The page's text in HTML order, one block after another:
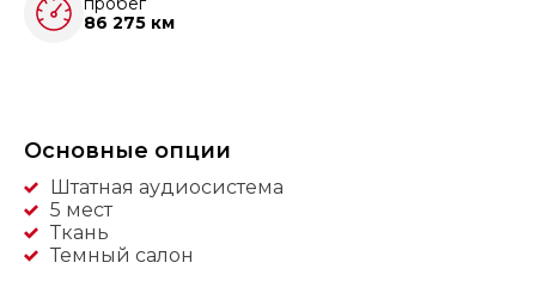
86 275 км
Основные опции
Штатная аудиосистема
5 мест
Ткань
Темный салон